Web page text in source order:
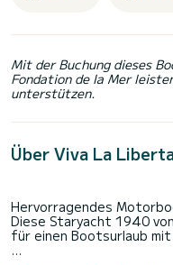
Mit der Buchung dieses
Fondation de la Mer
unterstützen.
Über Viva La
Hervorragendes
Diese Staryacht 1940
für einen Bootsurlaub mit